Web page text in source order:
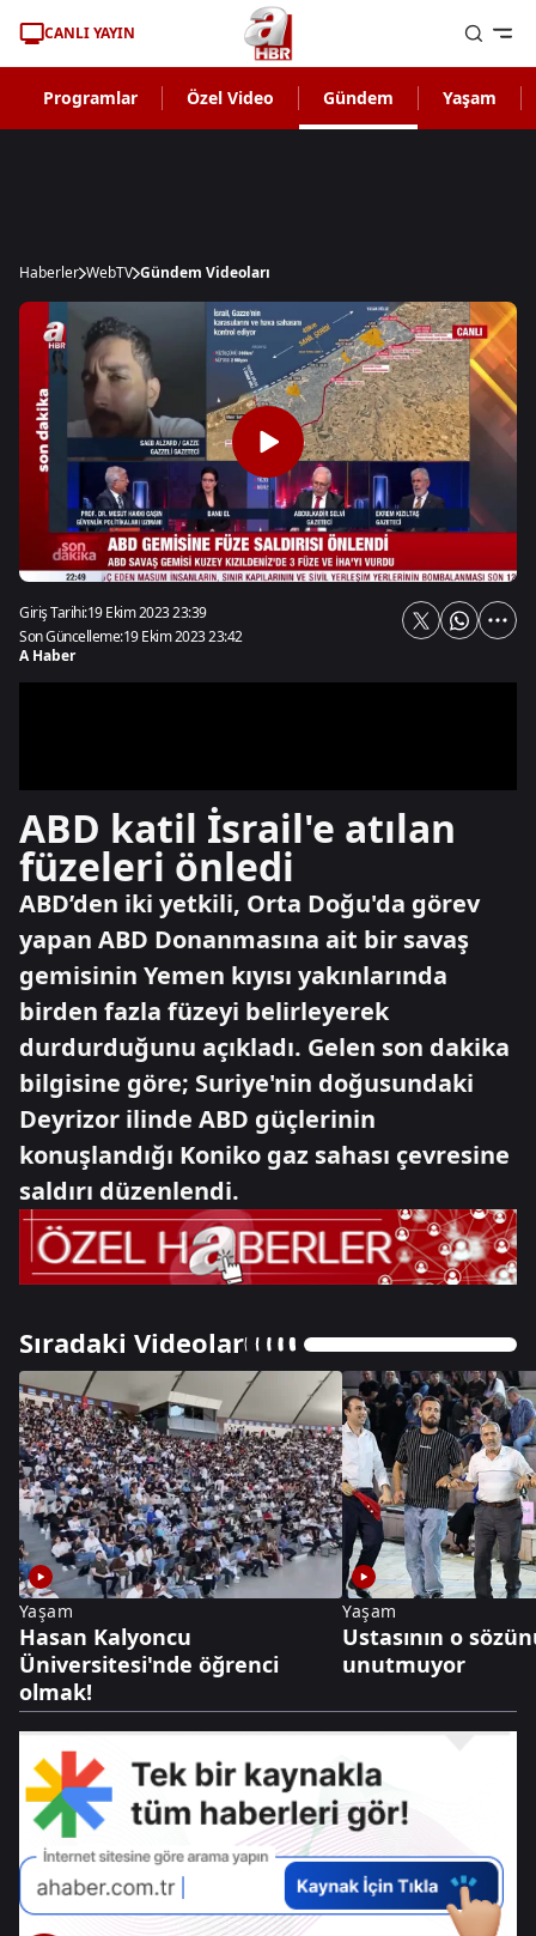
CANLI YAYIN
Programlar Özel Video Gündem Yaşam
Haberler WebTV Gündem Videoları
Giriş Tarihi:19 Ekim 2023 23:39
Son Güncelleme:19 Ekim 2023 23:42
A Haber
ABD katil İsrail'e atılan
füzeleri önledi
ABD’den iki yetkili, Orta Doğu'da görev
yapan ABD Donanmasına ait bir savaş
gemisinin Yemen kıyısı yakınlarında
birden fazla füzeyi belirleyerek
durdurduğunu açıkladı. Gelen son dakika
bilgisine göre; Suriye'nin doğusundaki
Deyrizor ilinde ABD güçlerinin
konuşlandığı Koniko gaz sahası çevresine
saldırı düzenlendi.
Sıradaki Videolar
Yaşam
Hasan Kalyoncu
Üniversitesi'nde öğrenci
olmak!
Yaşam
Ustasının o
unutmuyor